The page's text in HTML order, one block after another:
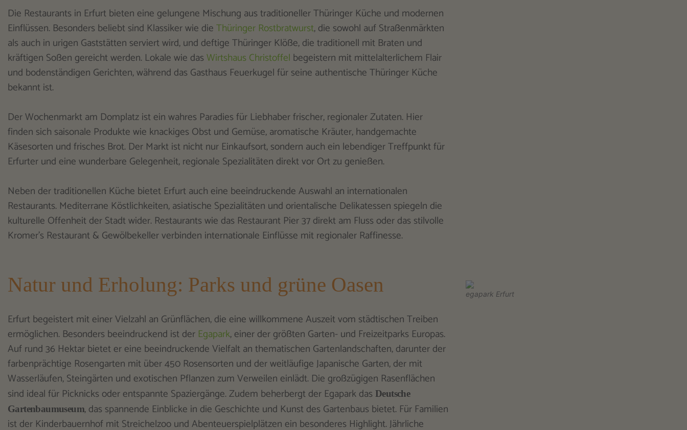
Die Restaurants in Erfurt bieten eine gelungene Mischung aus traditioneller Thüringer Küche und modernen
Einflüssen. Besonders beliebt sind Klassiker wie dieThüringer Rostbratwurst, die sowohl auf Straßenmärkten
als auch in urigen Gaststätten serviert wird, und deftige Thüringer Klöße, die traditionell mit Braten und
kräftigen Soßen gereicht werden. Lokale wie dasWirtshaus Christoffel begeistern mit mittelalterlichem Flair
und bodenständigen Gerichten, während das Gasthaus Feuerkugel für seine authentische Thüringer Küche
bekannt ist.
Der Wochenmarkt am Domplatz ist ein wahres Paradies für Liebhaber frischer, regionaler Zutaten. Hier
finden sich saisonale Produkte wie knackiges Obst und Gemüse, aromatische Kräuter, handgemachte
Käsesorten und frisches Brot. Der Markt ist nicht nur Einkaufsort, sondern auch ein lebendiger Treffpunkt für
Erfurter und eine wunderbare Gelegenheit, regionale Spezialitäten direkt vor Ort zu genießen.
Neben der traditionellen Küche bietet Erfurt auch eine beeindruckende Auswahl an internationalen
Restaurants. Mediterrane Köstlichkeiten, asiatische Spezialitäten und orientalische Delikatessen spiegeln die
kulturelle Offenheit der Stadt wider. Restaurants wie das Restaurant Pier 37 direkt am Fluss oder das stilvolle
Kromer’s Restaurant & Gewölbekeller verbinden internationale Einflüsse mit regionaler Raffinesse.
Natur und Erholung: Parks und grüne Oasen
Erfurt begeistert mit einer Vielzahl an Grünflächen, die eine willkommene Auszeit vom städtischen Treiben
ermöglichen. Besonders beeindruckend ist der Egapark, einer der größten Garten- und Freizeitparks Europas.
Auf rund 36 Hektar bietet er eine beeindruckende Vielfalt an thematischen Gartenlandschaften, darunter der
farbenprächtige Rosengarten mit über 450 Rosensorten und der weitläufige Japanische Garten, der mit
Wasserläufen, Steingärten und exotischen Pflanzen zum Verweilen einlädt. Die großzügigen Rasenflächen
sind ideal für Picknicks oder entspannte Spaziergänge. Zudem beherbergt der Egapark das Deutsche
Gartenbaumuseum, das spannende Einblicke in die Geschichte und Kunst des Gartenbaus bietet. Für Familien
ist der Kinderbauernhof mit Streichelzoo und Abenteuerspielplätzen ein besonderes Highlight. Jährliche
egapark Erfurt